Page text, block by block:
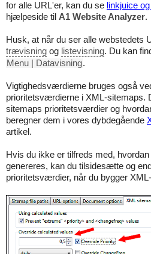
for alle URL'er, kan du se linkjuice
hjælpeside til A1 Website Analyzer.
Husk, at når du ser alle webstedets
trævisning og listevisning. Du kan
Menu | Datavisning.
Vigtighedsværdierne bruges også
prioritetsværdierne i XML-sitemaps.
sitemaps prioritetsværdier og
beregner dem i vores dybdegående
artikel.
Hvis du ikke er tilfreds med,
genereres, kan du tilsidesætte og
prioritetsværdier, når du bygger